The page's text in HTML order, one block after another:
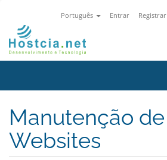
Português Entrar Registrar
Manutenção de
Websites